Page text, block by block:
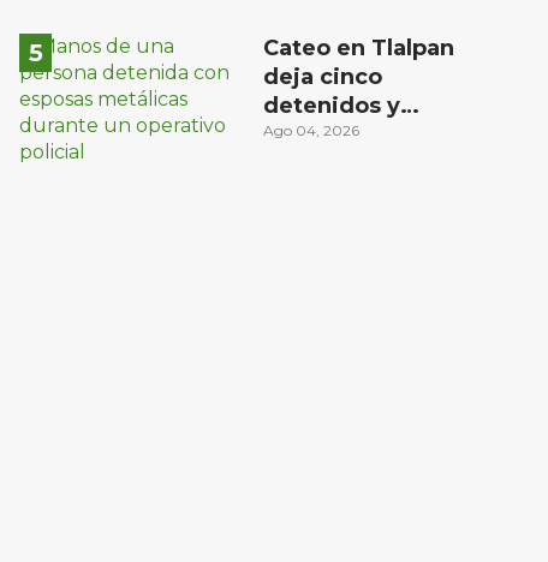
Cateo en Tlalpan
deja cinco
detenidos y
decomiso de droga
Ago 04, 2026